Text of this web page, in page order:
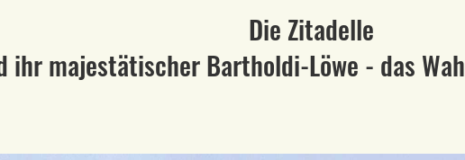
Die Zitadelle
ihr majestätischer Bartholdi-Löwe - das